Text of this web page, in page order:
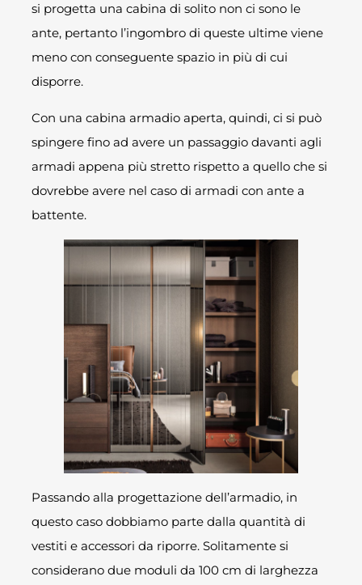
si progetta una cabina di solito non ci sono le
ante, pertanto l’ingombro di queste ultime viene
meno con conseguente spazio in più di cui
disporre.
Con una cabina armadio aperta, quindi, ci si può
spingere fino ad avere un passaggio davanti agli
armadi appena più stretto rispetto a quello che si
dovrebbe avere nel caso di armadi con ante a
battente.
Passando alla progettazione dell’armadio, in
questo caso dobbiamo parte dalla quantità di
vestiti e accessori da riporre. Solitamente si
considerano due moduli da 100 cm di larghezza